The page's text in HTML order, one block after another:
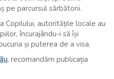
pe parcursul sărbătorii.
Copilului, autoritățile locale au
încurajându-i să își
și puterea de a visa.
, recomandăm publicația